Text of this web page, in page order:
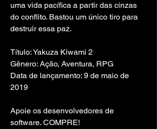
uma vida pacífica a partir das cinzas
do conflito. Bastou um único tiro para
destruir essa paz.
Título: Yakuza Kiwami 2
Gênero: Ação, Aventura, RPG
Data de lançamento: 9 de maio de
2019
Apoie os desenvolvedores de
software. COMPRE!